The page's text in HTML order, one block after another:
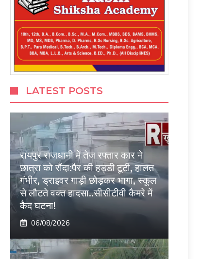
LATEST POSTS
रायपुर राजधानी में तेज रफ्तार कार ने
छात्रा को रौंदा:पैर की हड्डी टूटी, हालत
गंभीर, ड्राइवर गाड़ी छोड़कर भागा, स्कूल
से लौटते वक्त हादसा..सीसीटीवी कैमरे में
कैद घटना!
06/08/2026